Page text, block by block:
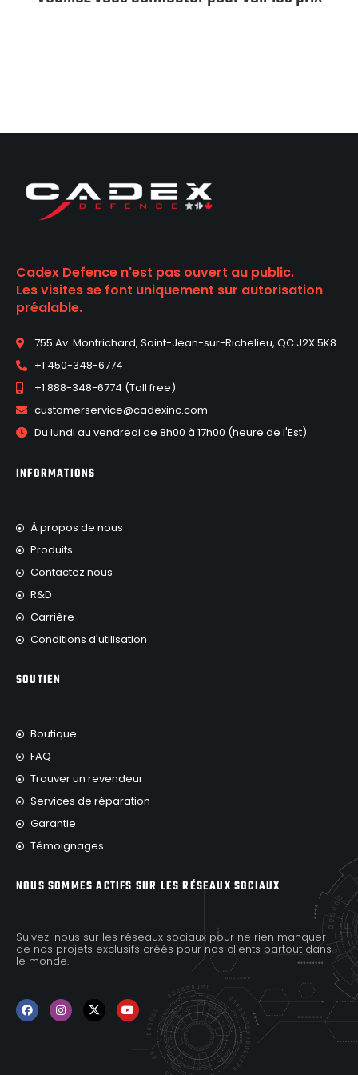
Cadex Defence n'est pas ouvert au public.
Les visites se font uniquement sur autorisation
préalable.
755 Av. Montrichard, Saint-Jean-sur-Richelieu, QC J2X 5K8
+1 450-348-6774
+1 888-348-6774 (Toll free)
customerservice@cadexinc.com
Du lundi au vendredi de 8h00 à 17h00 (heure de l'Est)
INFORMATIONS
À propos de nous
Produits
Contactez nous
R&D
Carrière
Conditions d'utilisation
SOUTIEN
Boutique
FAQ
Trouver un revendeur
Services de réparation
Garantie
Témoignages
NOUS SOMMES ACTIFS SUR LES RÉSEAUX SOCIAUX
Suivez-nous sur les réseaux sociaux pour ne rien manquer
de nos projets exclusifs créés pour nos clients partout dans
le monde.